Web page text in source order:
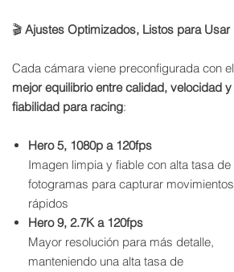
🎬 Ajustes Optimizados, Listos para Usar
Cada cámara viene preconfigurada con el
mejor equilibrio entre calidad, velocidad y
fiabilidad para racing:
Hero 5, 1080p a 120fps
Imagen limpia y fiable con alta tasa de
fotogramas para capturar movimientos
rápidos
Hero 9, 2.7K a 120fps
Mayor resolución para más detalle,
manteniendo una alta tasa de